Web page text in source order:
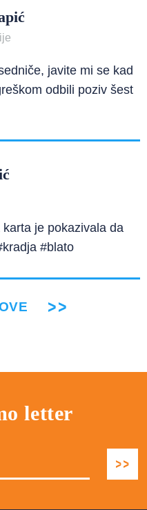
javite mi se kad
odbili poziv šest
je pokazivala da
#blato
letter